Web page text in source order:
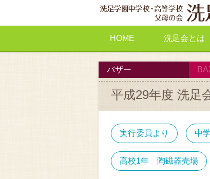
バザー
平成29年度 洗足
実行委員より 中
高校1年 陶磁器売場
HOME 洗足会とは
洗足
年間
洗足会会則